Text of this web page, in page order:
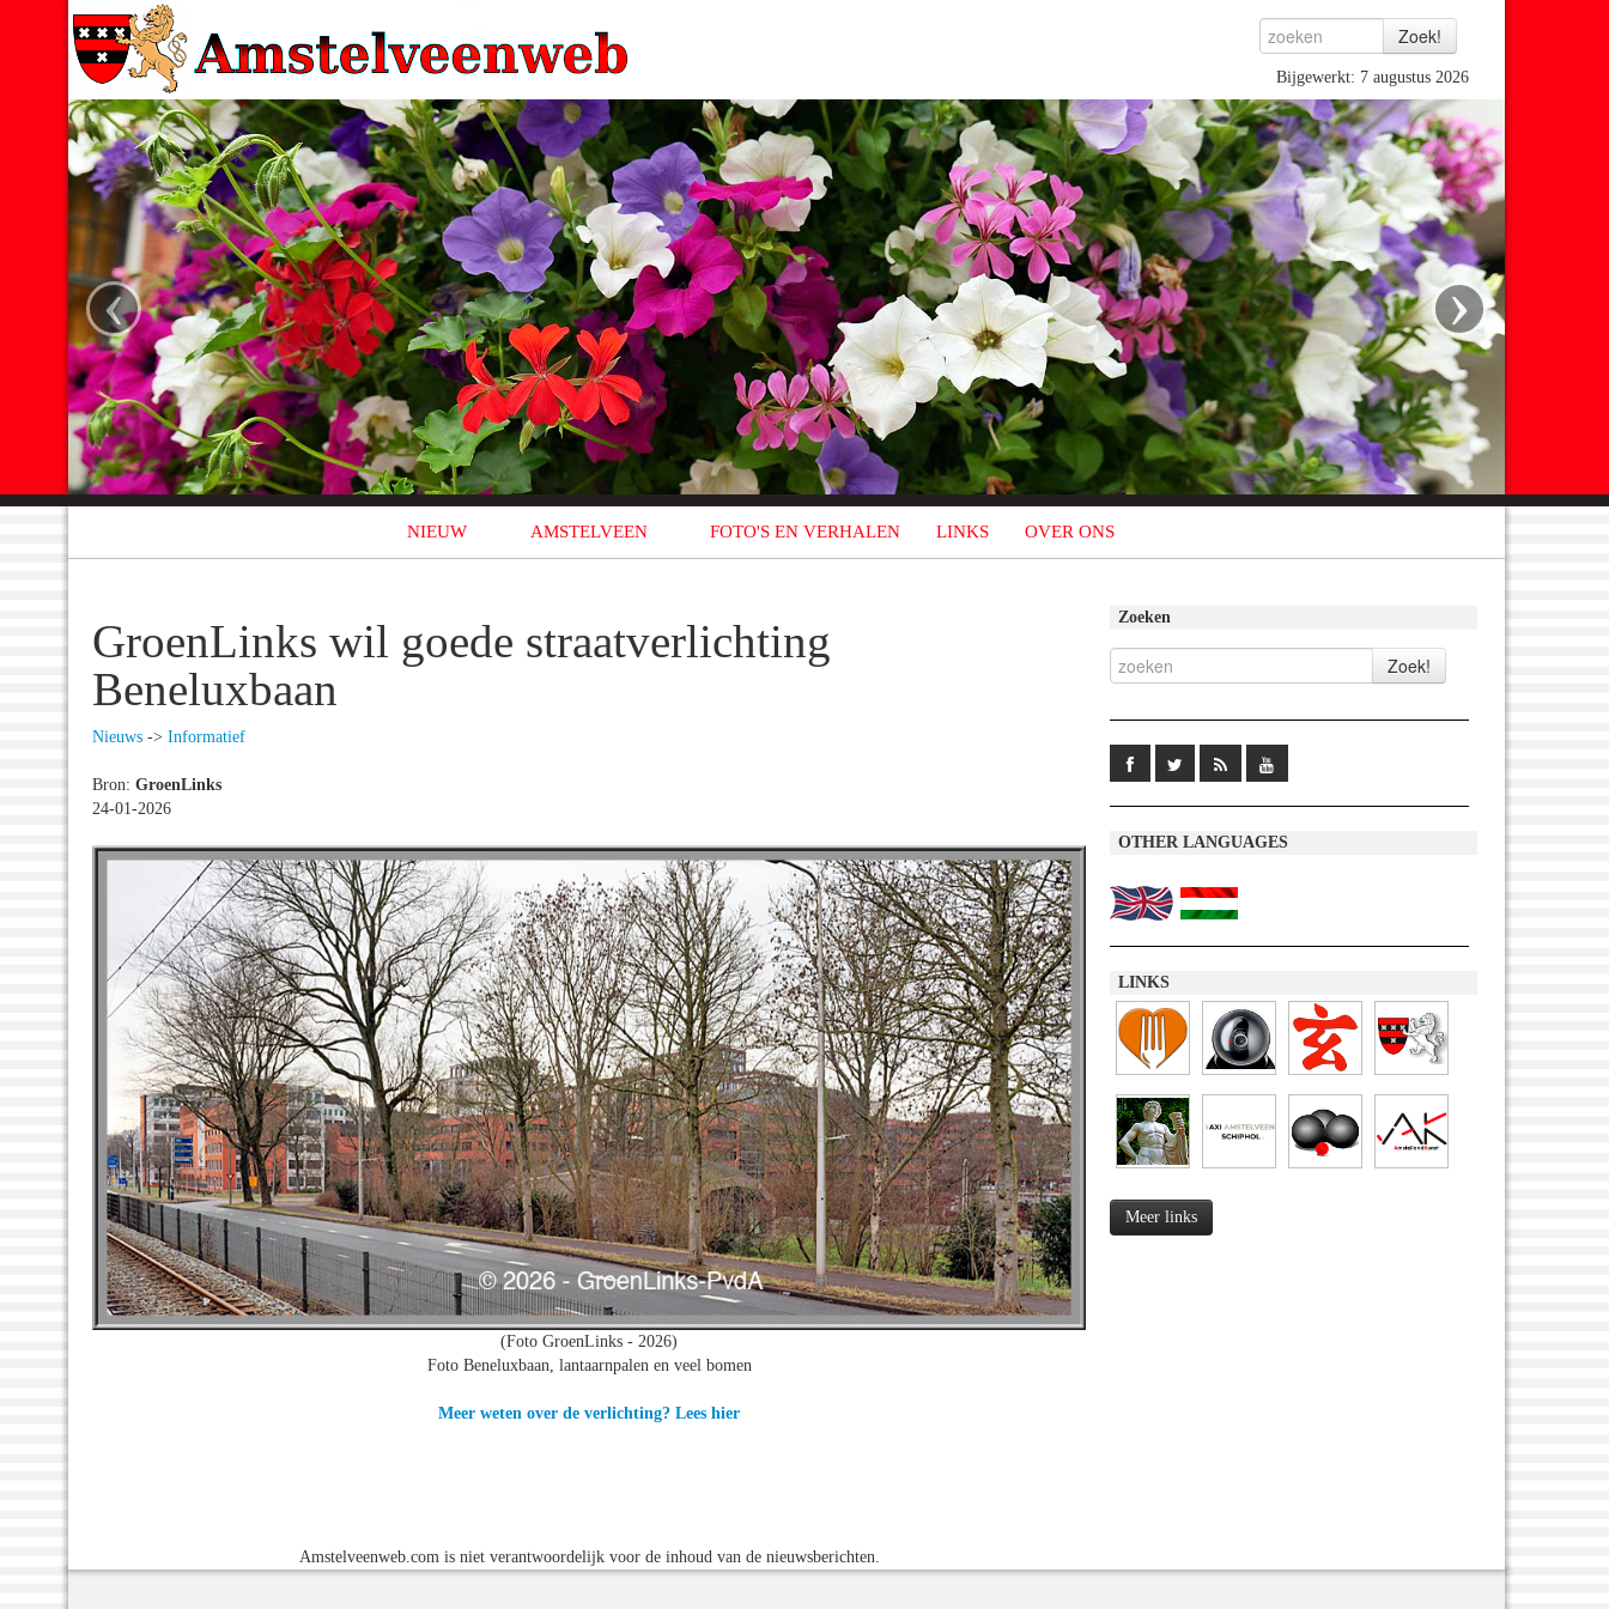
Bijgewerkt: 7 augustus 2026
‹ ›
NIEUW AMSTELVEEN FOTO'S EN VERHALEN LINKS OVER ONS
GroenLinks wil goede straatverlichting
Beneluxbaan
Nieuws -> Informatief
Bron: GroenLinks
24-01-2026
(Foto GroenLinks - 2026)
Foto Beneluxbaan, lantaarnpalen en veel bomen
Meer weten over de verlichting? Lees hier
Amstelveenweb.com is niet verantwoordelijk voor de inhoud van de nieuwsberichten.
Zoeken
OTHER LANGUAGES
LINKS
Meer links